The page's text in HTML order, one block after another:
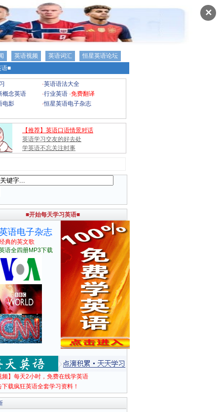
✕
英语视频 英语词汇
恒星英语论坛
语■
·英语语法大全
概念英语 ·行业英语 ·免费翻译
电影 ·恒星英语电子杂志
【推荐】英语口语情景对话
英语学习交友的好去处
学英语不忘关注时事
■开始每天学习英语■
语电子杂志
典的英文歌
语全四册MP3下载
频】每天2小时，免费在线学英语
下载疯狂英语全套学习资料！